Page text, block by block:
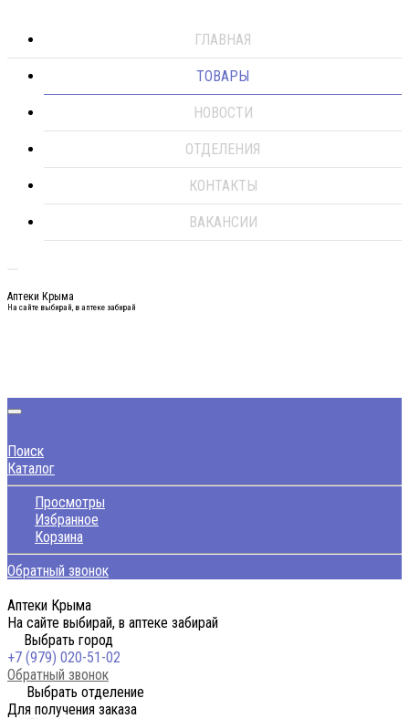
ГЛАВНАЯ
ТОВАРЫ
НОВОСТИ
ОТДЕЛЕНИЯ
КОНТАКТЫ
ВАКАНСИИ
Аптеки Крыма
На сайте выбирай, в аптеке забирай
Поиск
Каталог
Просмотры
Избранное
Корзина
Обратный звонок
Аптеки Крыма
На сайте выбирай, в аптеке забирай
Выбрать город
+7 (979) 020-51-02
Обратный звонок
Выбрать отделение
Для получения заказа